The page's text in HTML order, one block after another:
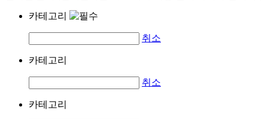
카테고리
취소
카테고리
취소
카테고리